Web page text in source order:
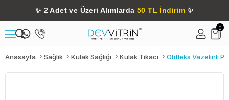
✨ 2 Adet ve Üzeri Alımlarda 50 TL İndirim ✨
0
Anasayfa Sağlık Kulak Sağlığı Kulak Tıkacı Otifleks Vazelinli